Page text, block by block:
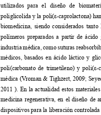
utilizados para el diseño de
poliglicolida y la poli(ε-caprolactona)
biomedicina, siendo considerados tanto
polímeros preparados a partir de ácido
industria médica, como suturas r
médicos, basados en ácido láctico y glic
poli(carbonato de trimetileno) y poli(ε-
médica (Vroman & Tighzert, 2009; Seye
2011 ). En la actualidad estos
medicina regenerativa, en el diseño de a
dispositivos para la liberación